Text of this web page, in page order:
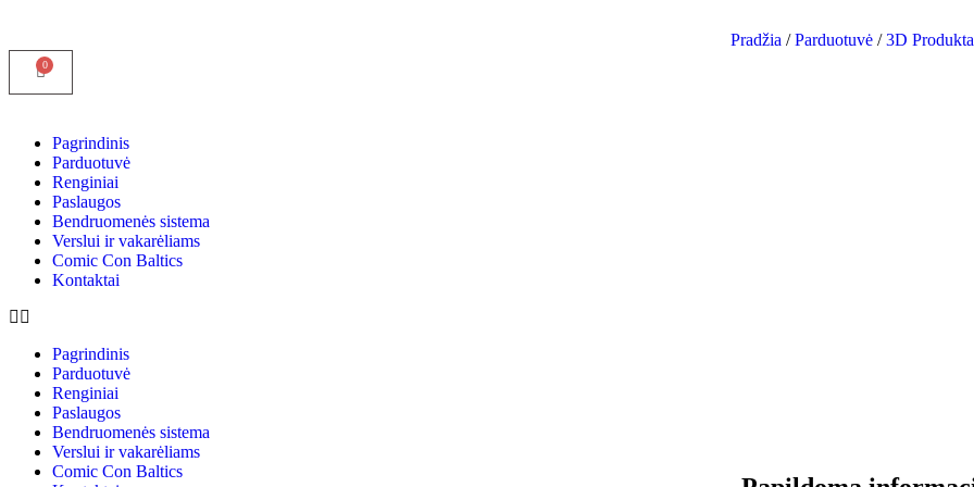
Pagrindinis
Parduotuvė
Renginiai
Paslaugos
Bendruomenės sistema
Verslui ir vakarėliams
Comic Con Baltics
Kontaktai
Pagrindinis
Parduotuvė
Renginiai
Paslaugos
Bendruomenės sistema
Verslui ir vakarėliams
Comic Con Baltics
Pradžia /Parduotuvė /3D